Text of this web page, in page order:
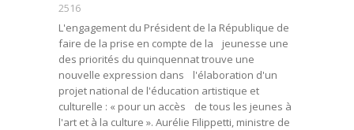
2516
L'engagement du Président de la République de
faire de la prise en compte de la jeunesse une
des priorités du quinquennat trouve une
nouvelle expression dans l'élaboration d'un
projet national de l'éducation artistique et
culturelle : « pour un accès de tous les jeunes à
l'art et à la culture ». Aurélie Filippetti, ministre de